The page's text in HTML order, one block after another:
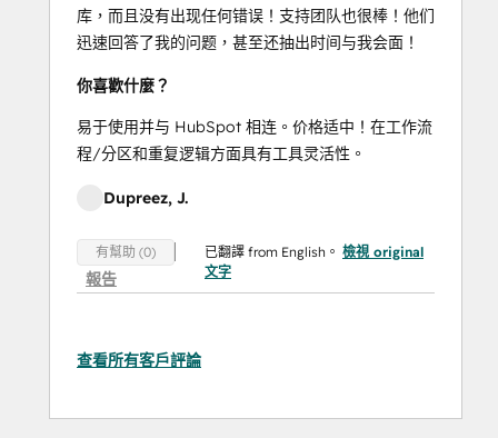
库，而且没有出现任何错误！支持团队也很棒！他们
迅速回答了我的问题，甚至还抽出时间与我会面！
你喜歡什麼？
易于使用并与 HubSpot 相连。价格适中！在工作流
程/分区和重复逻辑方面具有工具灵活性。
Dupreez, J.
有幫助 (0)
報告
已翻譯 from English。 檢視 original
文字
查看所有客戶評論